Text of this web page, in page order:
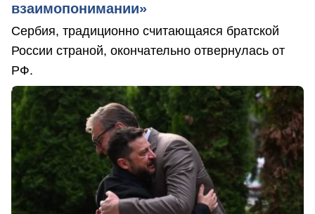
взаимопонимании»
Сербия, традиционно считающаяся братской
России страной, окончательно отвернулась от
РФ.